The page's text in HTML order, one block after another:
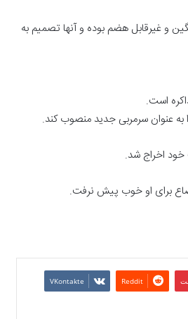
و غیرقابل هضم بوده و آنها تصمیم به
است.
به عنوان سرمربی جدید منصوب کند.
اخراج شد.
برای او خوب پیش نرفت.
Reddit
VKontakte